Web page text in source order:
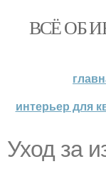
ВСЁ ОБ
интерьер для
Уход за